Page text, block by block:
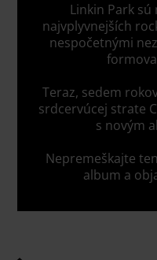
Linkin Park
najvplyvnejších
nespočetnými
Teraz, sedem
srdcervúcej strate
s novým
Nepremeškajte
album a